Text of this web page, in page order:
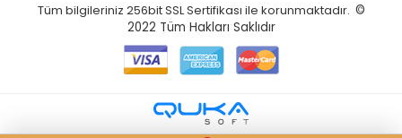
Tüm bilgileriniz 256bit SSL Sertifikası ile korunmaktadır. ©
2022 Tüm Hakları Saklıdır